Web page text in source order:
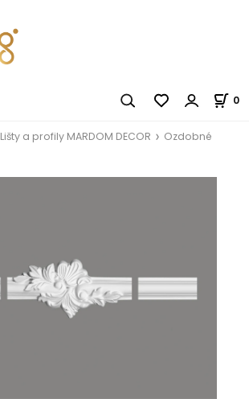
0
Lišty a profily MARDOM DECOR
Ozdobné